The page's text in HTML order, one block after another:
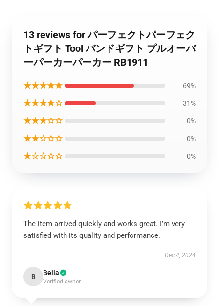
13 reviews for パーフェクトパーフェク
トギフト Tool バンドギフト プルオーバ
ーパーカーパーカー RB1911
★★★★★ 69%
★★★★☆ 31%
★★★☆☆ 0%
★★☆☆☆ 0%
★☆☆☆☆ 0%
The item arrived quickly and works great. I’m very
satisfied with its quality and performance.
Dec 4, 2024
B Bella
Verified owner